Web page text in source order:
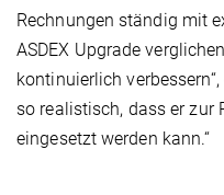
Rechnungen ständig mit
ASDEX Upgrade
kontinuierlich
so realistisch, dass er zur
eingesetzt werden kann.“